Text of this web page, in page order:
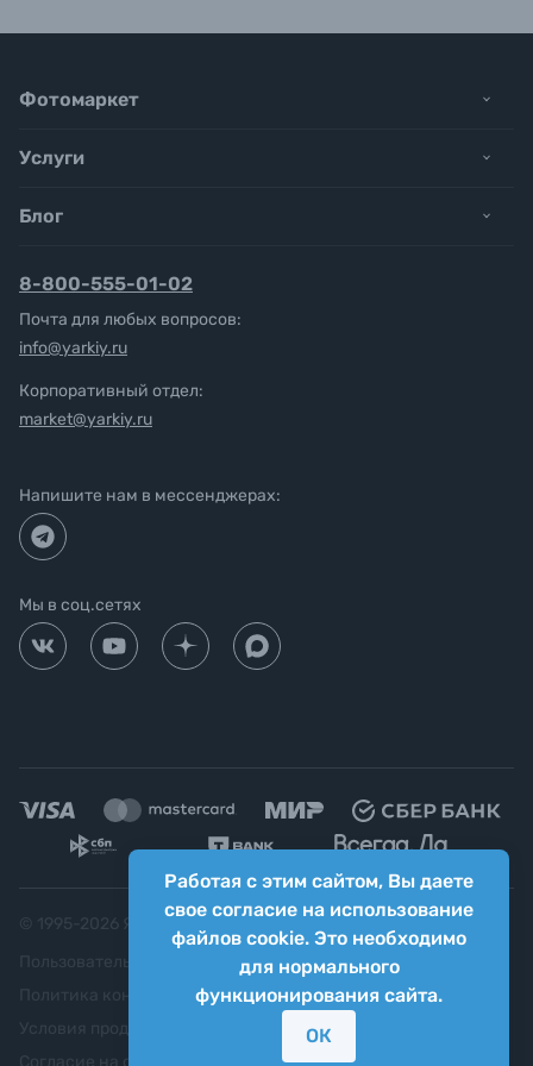
Работая с этим сайтом, Вы даете
свое согласие на использование
файлов cookie. Это необходимо
для нормального
функционирования сайта.
ОК
Фотомаркет
Услуги
Блог
8-800-555-01-02
Почта для любых вопросов:
info@yarkiy.ru
Корпоративный отдел:
market@yarkiy.ru
Напишите нам в мессенджерах:
Мы в соц.сетях
Яркий фотомаркет ("Яркий Мир")
Пользовательское соглашение
Политика конфиденциальности
Согласие на обработку персональных данных